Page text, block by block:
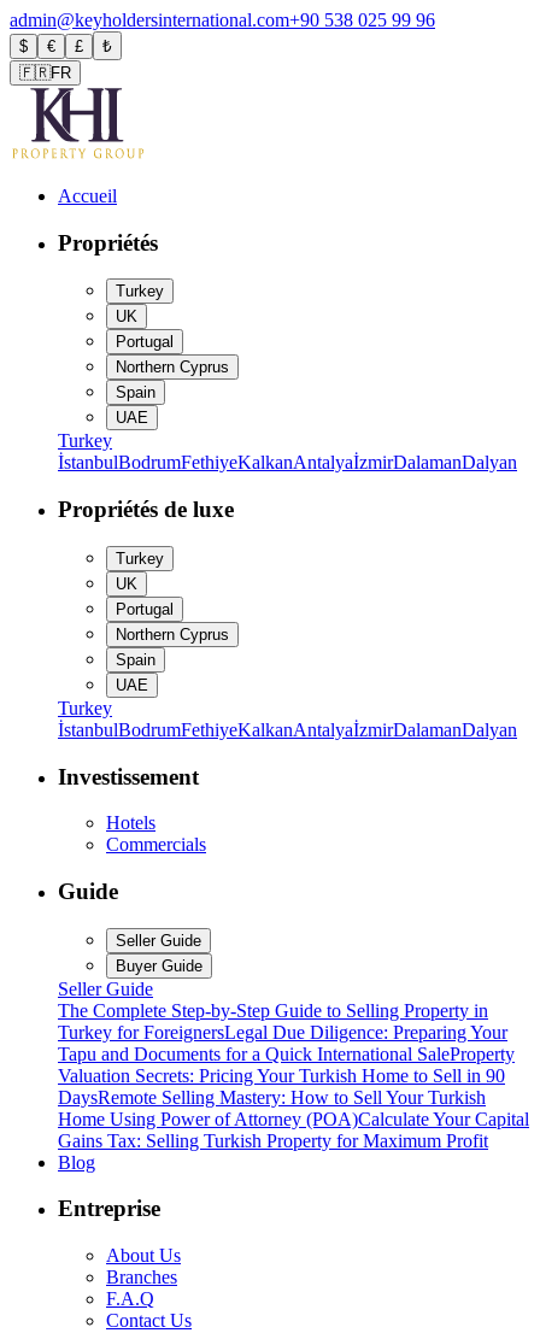
admin@keyholdersinternational.com+90 538 025 99 96
$ € £
₺
🇫🇷FR
Accueil
Propriétés
Turkey
UK
Portugal
Northern Cyprus
Spain
UAE
Turkey
İstanbulBodrumFethiyeKalkanAntalyaİzmirDalamanDalyan
Propriétés de luxe
Turkey
UK
Portugal
Northern Cyprus
Spain
UAE
Turkey
İstanbulBodrumFethiyeKalkanAntalyaİzmirDalamanDalyan
Investissement
Hotels
Commercials
Guide
Seller Guide
Buyer Guide
Seller Guide
The Complete Step-by-Step Guide to Selling Property in
Turkey for ForeignersLegal Due Diligence: Preparing Your
Tapu and Documents for a Quick International SaleProperty
Valuation Secrets: Pricing Your Turkish Home to Sell in 90
DaysRemote Selling Mastery: How to Sell Your Turkish
Home Using Power of Attorney (POA)Calculate Your Capital
Gains Tax: Selling Turkish Property for Maximum Profit
Blog
Entreprise
About Us
Branches
F.A.Q
Contact Us